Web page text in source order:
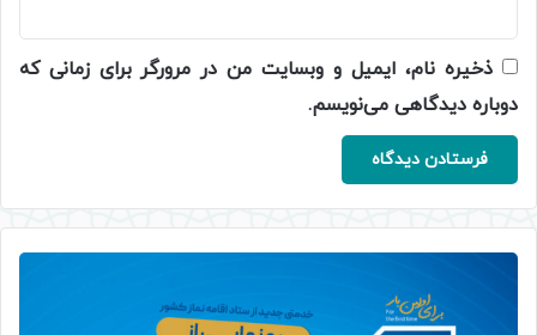
ذخیره نام، ایمیل و وبسایت من در مرورگر برای زمانی که
دوباره دیدگاهی می‌نویسم.